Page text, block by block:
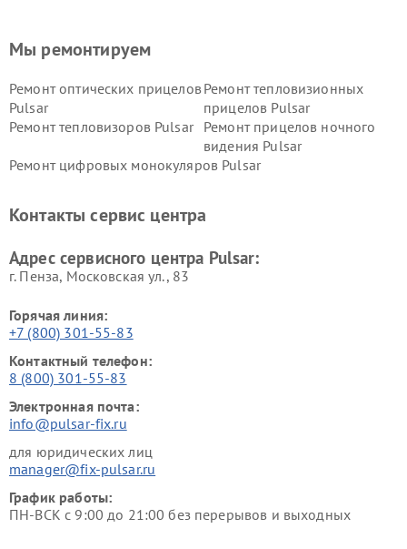
Мы ремонтируем
Ремонт оптических прицелов
Pulsar
Ремонт тепловизионных
прицелов Pulsar
Ремонт тепловизоров Pulsar
Ремонт прицелов ночного
видения Pulsar
Ремонт цифровых монокуляров Pulsar
Контакты сервис центра
Адрес сервисного центра Pulsar:
г. Пенза, Московская ул., 83
Горячая линия:
+7 (800) 301-55-83
Контактный телефон:
8 (800) 301-55-83
Электронная почта:
info@pulsar-fix.ru
для юридических лиц
manager@fix-pulsar.ru
График работы:
ПН-ВСК с 9:00 до 21:00 без перерывов и выходных